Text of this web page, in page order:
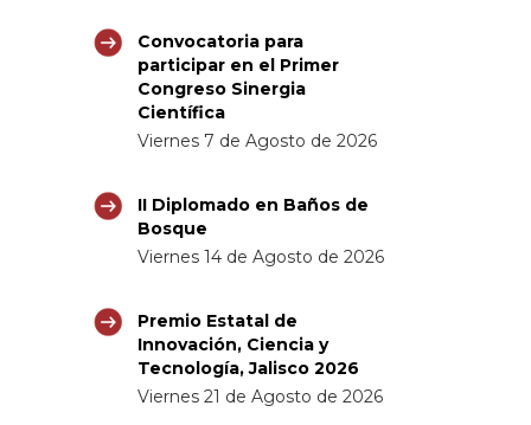
Convocatoria para
participar en el Primer
Congreso Sinergia
Científica
Viernes 7 de Agosto de 2026
II Diplomado en Baños de
Bosque
Viernes 14 de Agosto de 2026
Premio Estatal de
Innovación, Ciencia y
Tecnología, Jalisco 2026
Viernes 21 de Agosto de 2026